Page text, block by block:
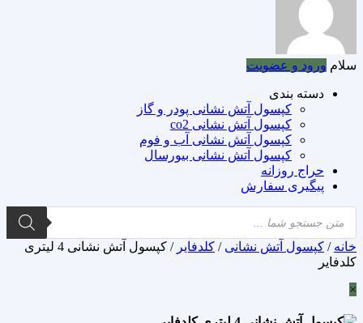
سلام ورود و عضویت
دسته بندی
کپسول آتش نشانی پودر و گاز
کپسول آتش نشانی co2
کپسول آتش نشانی آب و فوم
کپسول آتش نشانی بیورسال
حراج روزانه
پیگیری سفارش
Products
search
خانه / کپسول آتش نشانی / کلدفایر
/ کپسول آتش نشانی 4 لیتری
کلدفایر
×